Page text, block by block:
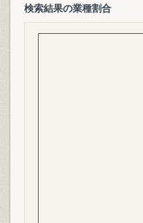
検索結果の業種割合